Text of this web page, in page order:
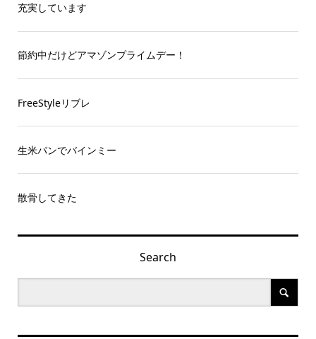
充実しています
節約中だけどアマゾンプライムデー！
FreeStyleリブレ
生米パンでバインミー
散骨してきた
Search